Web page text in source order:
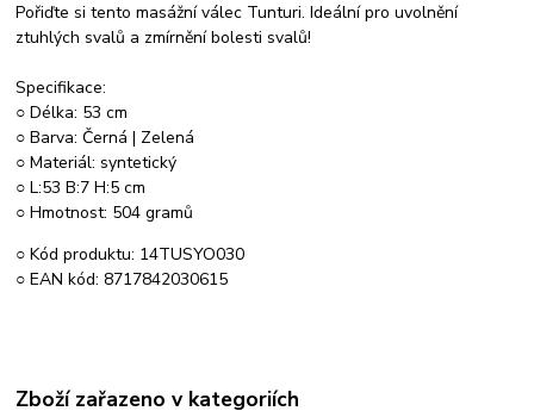
Pořiďte si tento masážní válec Tunturi. Ideální pro uvolnění
ztuhlých svalů a zmírnění bolesti svalů!
Specifikace:
○ Délka: 53 cm
○ Barva: Černá | Zelená
○ Materiál: syntetický
○ L:53 B:7 H:5 cm
○ Hmotnost: 504 gramů
○ Kód produktu: 14TUSYO030
○ EAN kód: 8717842030615
Zboží zařazeno v kategoriích